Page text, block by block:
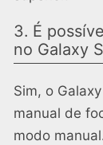
3. É
no Galaxy
Sim, o
manual de
modo